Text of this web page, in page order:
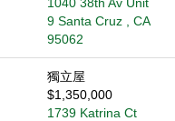
9 Santa Cruz , CA
95062
獨立屋
$1,350,000
1739 Katrina Ct